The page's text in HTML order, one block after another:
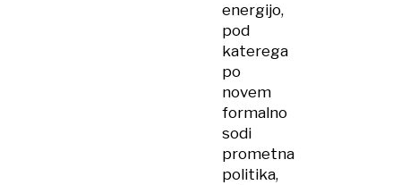
energijo,
pod
katerega
po
novem
formalno
sodi
prometna
politika,